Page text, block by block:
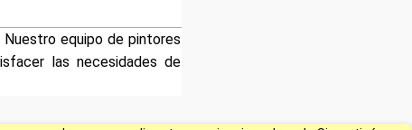
Nuestro equipo de pintores
las necesidades de